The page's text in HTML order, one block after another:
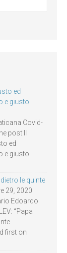
ed
e giusto
Covid-
post Il
ed
e giusto
le quinte
29, 2020
Edoardo
“Papa
first on